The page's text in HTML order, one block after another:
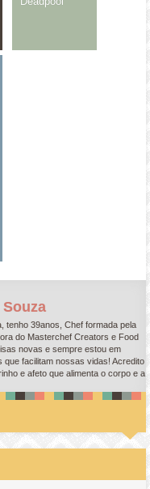
tenho 39anos, Chef formada pela
do Masterchef Creators e Food
novas e sempre estou em
que facilitam nossas vidas! Acredito
e afeto que alimenta o corpo e a